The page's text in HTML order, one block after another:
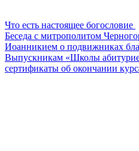
Что есть настоящее богословие
Беседа с митрополитом
Иоанникием о подвижниках
Выпускникам «Школы
сертификаты об окончании